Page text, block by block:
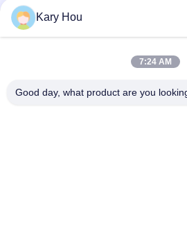
Popüler Kategoriler
Tel
Kary Hou
7:24 AM
Good day, what product are you